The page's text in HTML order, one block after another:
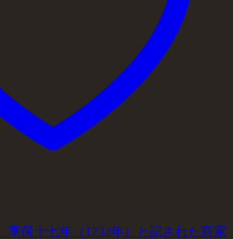
享保十七年（1732年）と記された商家